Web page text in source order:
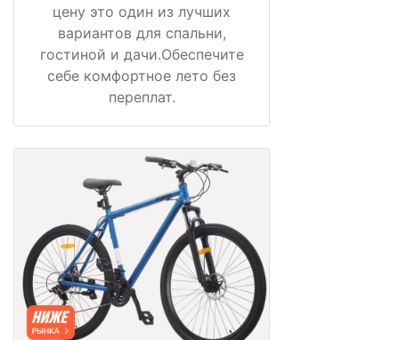
цену это один из лучших
вариантов для спальни,
гостиной и дачи.Обеспечите
себе комфортное лето без
переплат.